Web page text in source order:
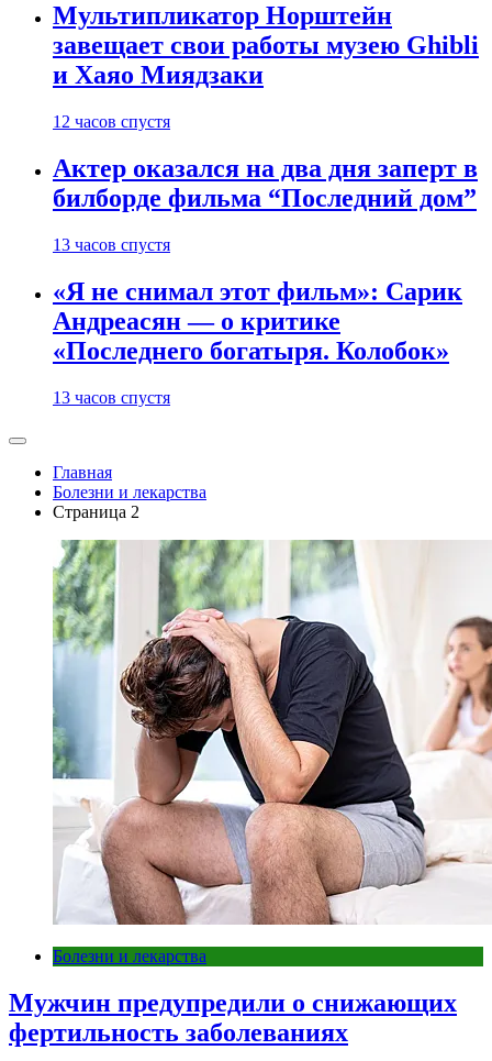
Мультипликатор Норштейн
завещает свои работы музею Ghibli
и Хаяо Миядзаки
12 часов спустя
Актер оказался на два дня заперт в
билборде фильма “Последний дом”
13 часов спустя
«Я не снимал этот фильм»: Сарик
Андреасян — о критике
«Последнего богатыря. Колобок»
13 часов спустя
Главная
Болезни и лекарства
Страница 2
Болезни и лекарства
Мужчин предупредили о снижающих
фертильность заболеваниях